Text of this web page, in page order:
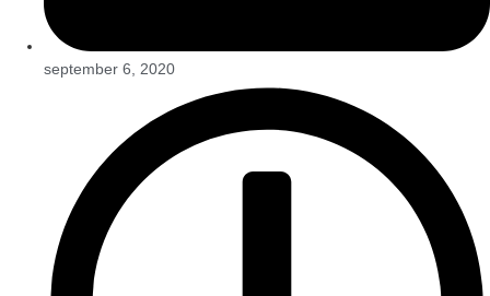
september 6, 2020